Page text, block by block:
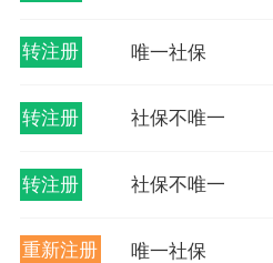
转注册 唯一社保
转注册 社保不唯一
转注册 社保不唯一
重新注册 唯一社保